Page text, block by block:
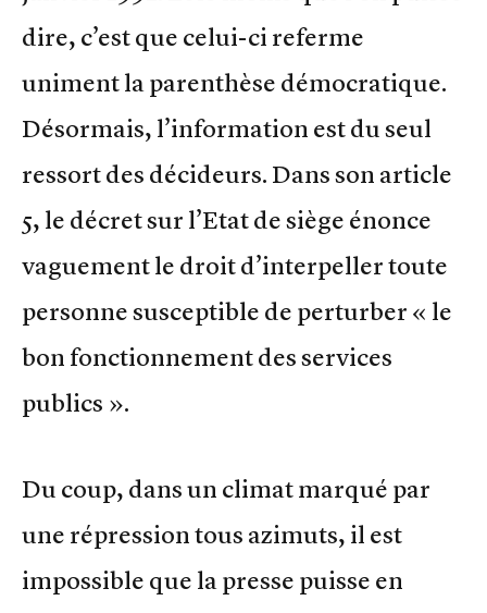
dire, c’est que celui-ci referme
uniment la parenthèse démocratique.
Désormais, l’information est du seul
ressort des décideurs. Dans son article
5, le décret sur l’Etat de siège énonce
vaguement le droit d’interpeller toute
personne susceptible de perturber « le
bon fonctionnement des services
publics ».
Du coup, dans un climat marqué par
une répression tous azimuts, il est
impossible que la presse puisse en